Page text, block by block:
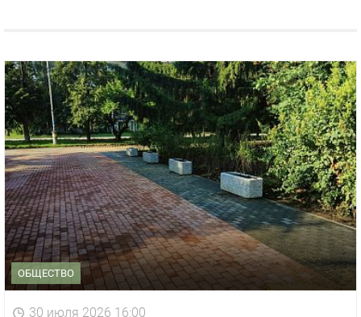
ОБЩЕСТВО
30 июля 2026 16:00